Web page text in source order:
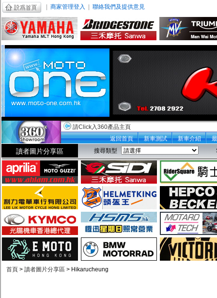
商家管理登入 聯絡我們及提供意見
請Click入360產品主頁
返回首頁
新車測試 新車介紹
讀者圖片分享區 搜尋類型
首頁 > 讀者圖片分享區 > Hikarucheung